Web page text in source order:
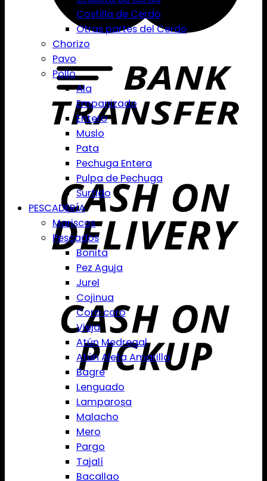
Costilla de Cerdo
Otras partes del Cerdo
Chorizo
Pavo
Pollo
Ala
Empanizado
Entero
Muslo
Pata
Pechuga Entera
Pulpa de Pechuga
Surtido
PESCADERÍA
Mariscos
Pescados
Bonita
Pez Aguja
Jurel
Cojinua
Coro coro
Vieja
Atún Medregal
Atún Aleta Amarilla
Bagre
Lenguado
Lamparosa
Malacho
Mero
Pargo
Tajalí
Bacallao